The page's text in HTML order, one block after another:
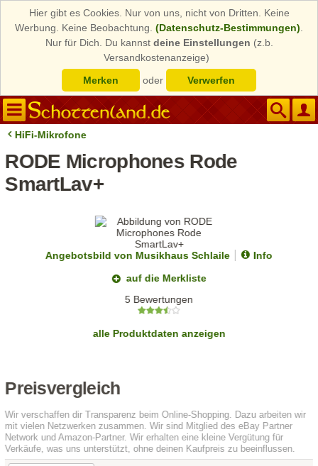
Hier gibt es Cookies. Nur von uns, nicht von Dritten. Keine
Werbung. Keine Beobachtung. (Datenschutz-Bestimmungen)
Nur für Dich. Du kannst deine Einstellungen (z.b.
Versandkostenanzeige)
Merken
oder Verwerfen
HiFi-Mikrofone
RODE Microphones Rode
SmartLav+
Angebotsbild von Musikhaus Schlaile
Info
auf die Merkliste
5 Bewertungen
alle Produktdaten anzeigen
Preisvergleich
Wir verschaffen dir Transparenz beim Online-Shopping. Dazu arbeiten wir
mit vielen Netzwerken zusammen. Wir sind Mitglied des eBay Partner
Network und Amazon-Partner. Wir erhalten eine kleine Vergütung für
Verkäufe, was uns unterstützt, ohne deinen Kaufpreis zu beeinflussen.